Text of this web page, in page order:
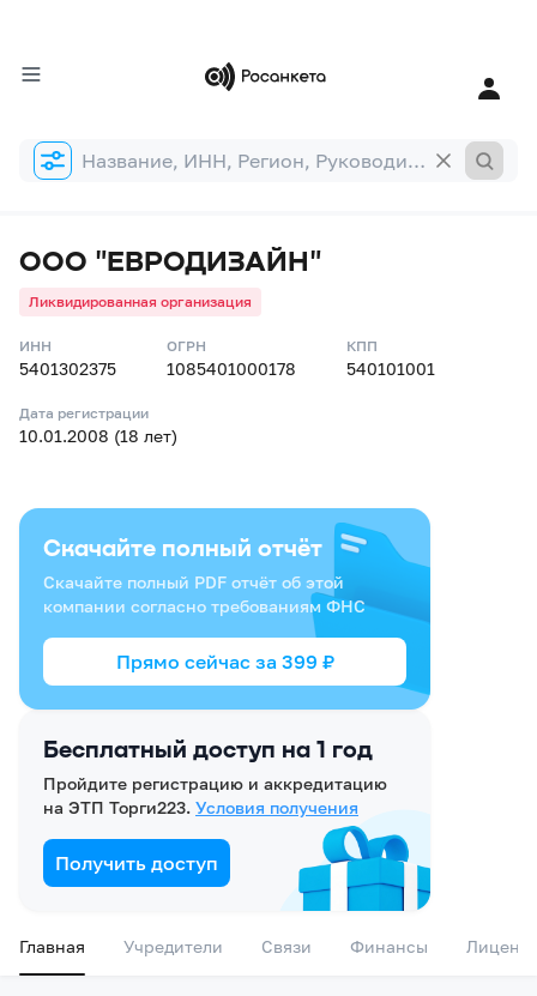
Форма
поиска
ООО "ЕВРОДИЗАЙН"
Ликвидированная организация
ИНН
5401302375
ОГРН
1085401000178
КПП
540101001
Дата регистрации
10.01.2008 (18 лет)
Бесплатный доступ на 1 год
Пройдите регистрацию и аккредитацию
на ЭТП Торги223. Условия получения
Получить доступ
Скачайте полный отчёт
Скачайте полный PDF отчёт об этой
компании согласно требованиям ФНС
Прямо сейчас за 399 ₽
Главная Учредители Связи Финансы